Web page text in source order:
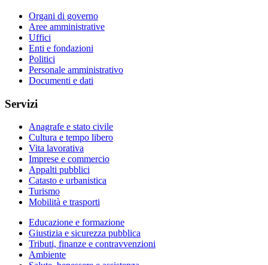
Organi di governo
Aree amministrative
Uffici
Enti e fondazioni
Politici
Personale amministrativo
Documenti e dati
Servizi
Anagrafe e stato civile
Cultura e tempo libero
Vita lavorativa
Imprese e commercio
Appalti pubblici
Catasto e urbanistica
Turismo
Mobilità e trasporti
Educazione e formazione
Giustizia e sicurezza pubblica
Tributi, finanze e contravvenzioni
Ambiente